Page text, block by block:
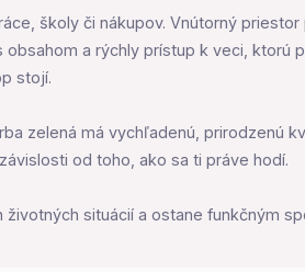
školy či nákupov. Vnútorný
a rýchly prístup k veci, ktorú
stojí.
zelená má vychľadenú, prirodzenú
od toho, ako sa ti práve hodí.
situácií a ostane funkčným